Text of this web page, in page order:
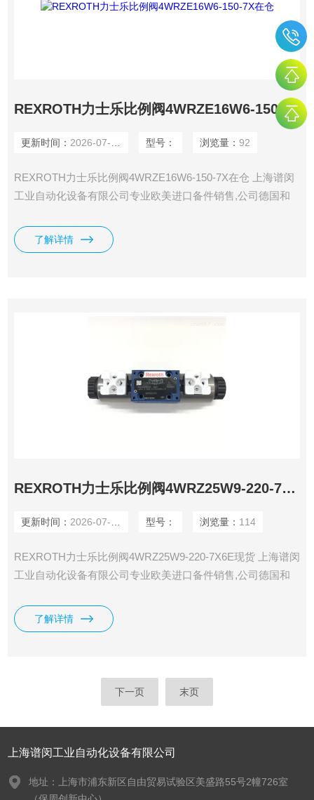
REXROTH力士乐比例阀4WRZE16W6-150-7X在仓
更新时间： 2026-07-18 型号： 浏览量： 92
REXROTH力士乐比例阀4WRZE16W6-150-7X在仓 上海谱闵
工业自动化设备有限公司专业欧美进口备件销售,公司德国和
具优势。 价格优: 我们直接从工厂拿报价，避开许多中间环
节，许多工厂给我们提供固定折扣，确保我们给客户惠的价
了解详情
REXROTH力士乐比例阀4WRZ25W9-220-7X6E现货
更新时间： 2026-07-18 型号： 浏览量： 114
REXROTH力士乐比例阀4WRZ25W9-220-7X6E现货 上海谱闵
工业自动化设备有限公司专业欧美进口备件销售,公司德国和
具优势。 价格优: 我们直接从工厂拿报价，避开许多中间环
节，许多工厂给我们提供固定折扣，确保我们给客户惠的价
了解详情
下一页 末页
上海谱闵工业自动化设备有限公司
地址：上海市浦东新区自由贸易试验区美盛路55号2幢726室